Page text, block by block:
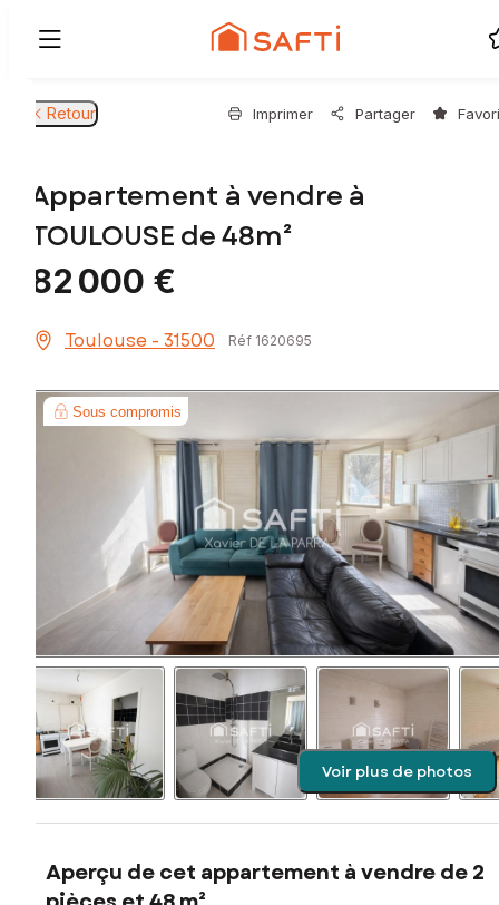
Retour Imprimer Partager
Appartement à vendre à
TOULOUSE de 48m²
82 000 €
Toulouse - 31500 Réf 1620695
Sous compromis
Voir plus de photos
Aperçu de cet appartement à vendre de 2